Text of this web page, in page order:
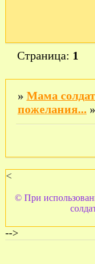
Страница: 1
» Мама
пожелания... »
<
© При
-->